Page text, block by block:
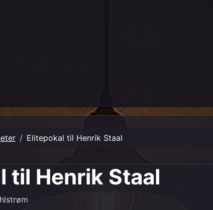
Elitepokal til Henrik Staal
til Henrik Staal